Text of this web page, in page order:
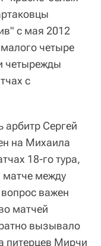
с мая 2012
четыре
четырежды
с
арбитр Сергей
на Михаила
18-го тура,
матче между
важен
матчей
вызывало
питерцев Мирчи